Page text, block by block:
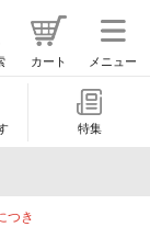
カート メニュー
特集
つき